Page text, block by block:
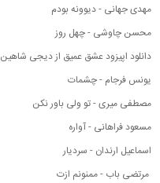
مهدی جهانی - دیوونه بودم
محسن چاوشی - چهل روز
دانلود اپیزود عشق عمیق از دیجی شاهین
یونس فرجام - چشمات
مصطفی میری - تو ولی باور نکن
مسعود فراهانی - آواره
اسماعیل ارندان - سردیار
مرتضی باب - ممنونم ازت